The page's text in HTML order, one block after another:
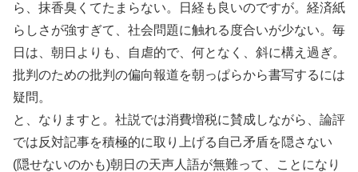
ら、抹香臭くてたまらない。日経も良いのですが。経済紙
らしさが強すぎて、社会問題に触れる度合いが少ない。毎
日は、朝日よりも、自虐的で、何となく、斜に構え過ぎ。
批判のための批判の偏向報道を朝っぱらから書写するには
疑問。
と、なりますと。社説では消費増税に賛成しながら、論評
では反対記事を積極的に取り上げる自己矛盾を隠さない
(隠せないのかも)朝日の天声人語が無難って、ことになり